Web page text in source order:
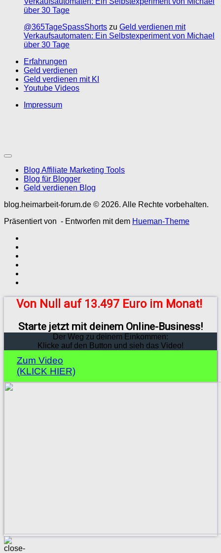
über 30 Tage
@365TageSpassShorts zu Geld verdienen mit
Verkaufsautomaten: Ein Selbstexperiment von Michael
über 30 Tage
Erfahrungen
Geld verdienen
Geld verdienen mit KI
Youtube Videos
Impressum
Blog Affiliate Marketing Tools
Blog für Blogger
Geld verdienen Blog
blog.heimarbeit-forum.de © 2026. Alle Rechte vorbehalten.
Präsentiert von - Entworfen mit dem Hueman-Theme
Von Null auf 13.497 Euro im Monat!
Starte jetzt mit deinem Online-Business!
Der Weg zu deinem Einkommen:
Klicke auf den Button und sieh das Video!
Zum Video
(KLICK HIER)